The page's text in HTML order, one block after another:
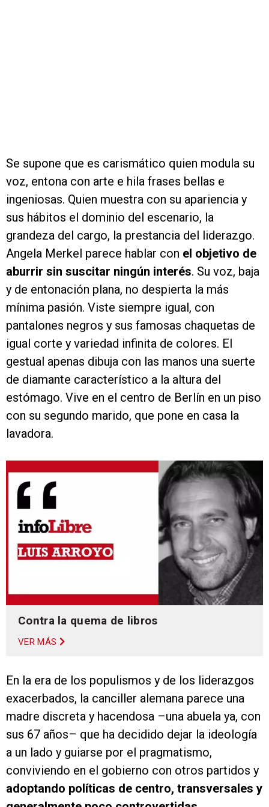
Se supone que es carismático quien modula su
voz, entona con arte e hila frases bellas e
ingeniosas. Quien muestra con su apariencia y
sus hábitos el dominio del escenario, la
grandeza del cargo, la prestancia del liderazgo.
Angela Merkel parece hablar con el objetivo de
aburrir sin suscitar ningún interés. Su voz, baja
y de entonación plana, no despierta la más
mínima pasión. Viste siempre igual, con
pantalones negros y sus famosas chaquetas de
igual corte y variedad infinita de colores. El
gestual apenas dibuja con las manos una suerte
de diamante característico a la altura del
estómago. Vive en el centro de Berlín en un piso
con su segundo marido, que pone en casa la
lavadora.
Contra la quema de libros
VER MÁS
En la era de los populismos y de los liderazgos
exacerbados, la canciller alemana parece una
madre discreta y hacendosa –una abuela ya, con
sus 67 años– que ha decidido dejar la ideología
a un lado y guiarse por el pragmatismo,
conviviendo en el gobierno con otros partidos y
adoptando políticas de centro, transversales y